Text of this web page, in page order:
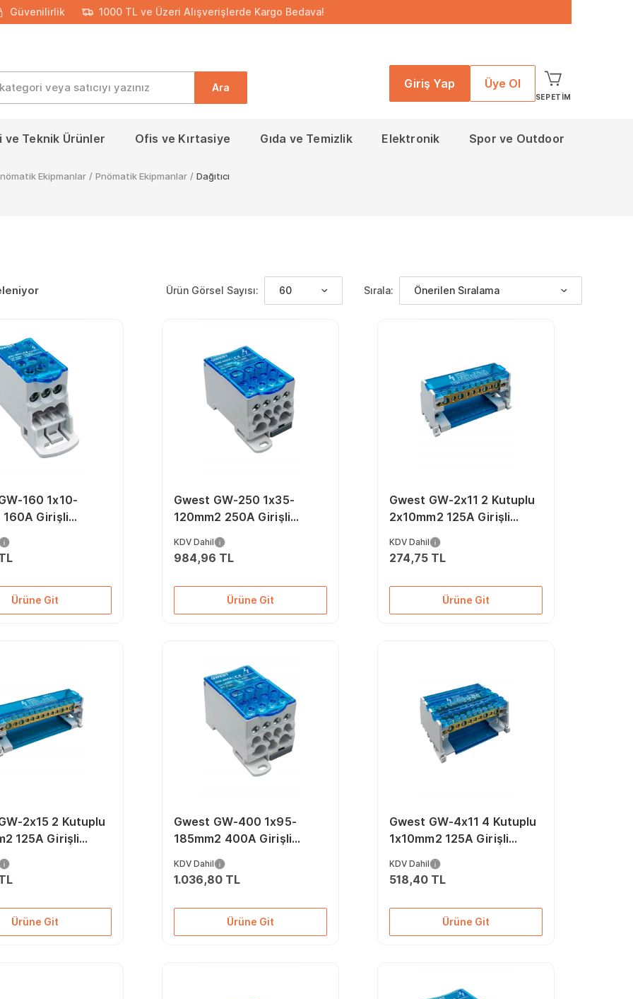
Güvenilirlik 1000 TL ve Üzeri Alışverişlerde Kargo Bedava!
Ara Giriş Yap Üye Ol
SEPETIM
ve Teknik Ürünler Ofis ve Kırtasiye Gıda ve Temizlik Elektronik Spor ve Outdoor
Ekipmanlar / Pnömatik Ekipmanlar / Dağıtıcı
Ürün Görsel Sayısı: 60 Sırala: Önerilen Sıralama
160 1x10-
160A Girişli
Ünite
Ürüne Git
Gwest GW-250 1x35-
120mm2 250A Girişli
Dağıtıcı Ünite
KDV Dahil
984,96 TL
Ürüne Git
Gwest GW-2x11 2 Kutuplu
2x10mm2 125A Girişli
Dağıtıcı Ünite
KDV Dahil
274,75 TL
Ürüne Git
2x15 2 Kutuplu
125A Girişli
Ünite
Ürüne Git
Gwest GW-400 1x95-
185mm2 400A Girişli
Dağıtıcı Ünite
KDV Dahil
1.036,80 TL
Ürüne Git
Gwest GW-4x11 4 Kutuplu
1x10mm2 125A Girişli
Dağıtıcı Ünite
KDV Dahil
518,40 TL
Ürüne Git